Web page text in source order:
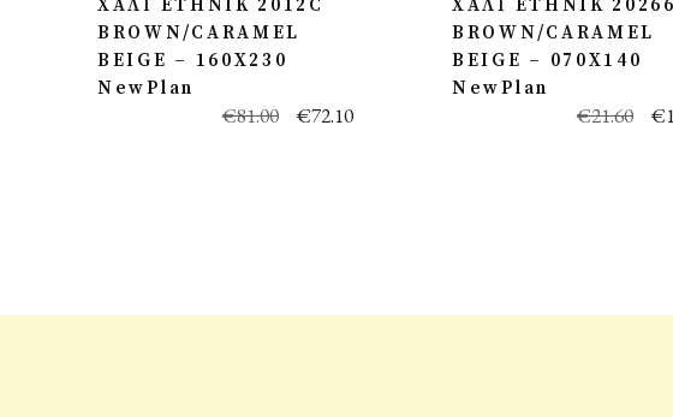
ΧΑΛΙ ETHNIK 2012C
BROWN/CARAMEL
BEIGE – 160X230
NewPlan
€81.00 €72.10
ΧΑΛΙ ETHNIK
BROWN/CARAMEL
BEIGE – 070X140
NewPlan
€21.60 €